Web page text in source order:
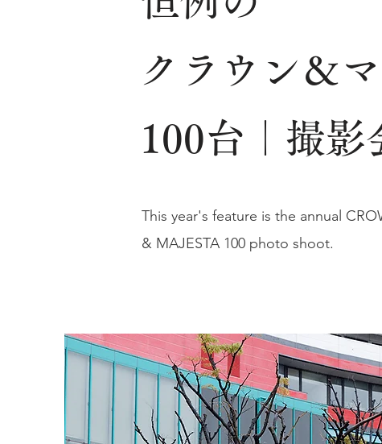
クラウン＆
100台｜撮影
This year's feature is the annual
& MAJESTA 100 photo shoot.